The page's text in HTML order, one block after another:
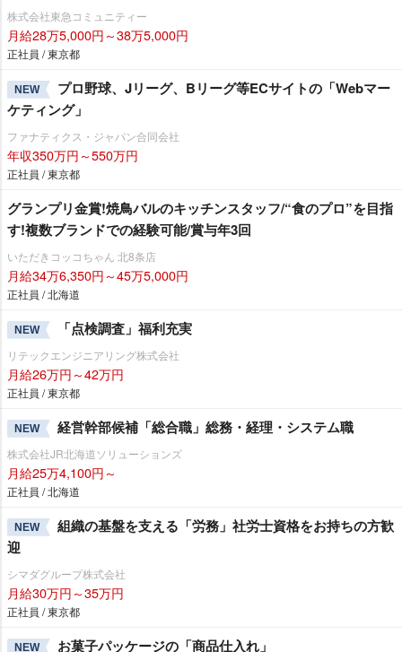
株式会社東急コミュニティー
月給28万5,000円～38万5,000円
正社員 / 東京都
NEW
プロ野球、Jリーグ、Bリーグ等ECサイトの「Webマー
ケティング」
ファナティクス・ジャパン合同会社
年収350万円～550万円
正社員 / 東京都
グランプリ金賞!焼鳥バルのキッチンスタッフ/“食のプロ”を目指
す!複数ブランドでの経験可能/賞与年3回
いただきコッコちゃん 北8条店
月給34万6,350円～45万5,000円
正社員 / 北海道
NEW 「点検調査」福利充実
リテックエンジニアリング株式会社
月給26万円～42万円
正社員 / 東京都
NEW 経営幹部候補「総合職」総務・経理・システム職
株式会社JR北海道ソリューションズ
月給25万4,100円～
正社員 / 北海道
NEW
組織の基盤を支える「労務」社労士資格をお持ちの方歓
迎
シマダグループ株式会社
月給30万円～35万円
正社員 / 東京都
NEW お菓子パッケージの「商品仕入れ」